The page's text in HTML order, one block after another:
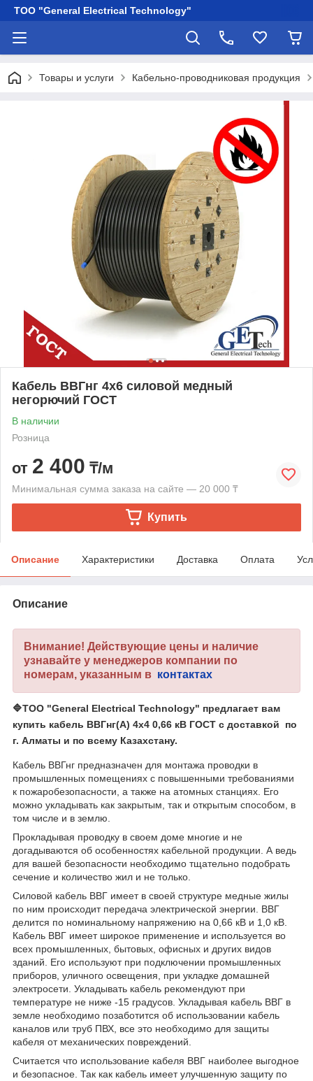
ТОО "General Electrical Technology"
Товары и услуги Кабельно-проводниковая продукция
Кабель ВВГнг 4х6 силовой медный
негорючий ГОСТ
В наличии
Розница
от 2 400 ₸/м
Минимальная сумма заказа на сайте — 20 000 ₸
Купить
Описание Характеристики Доставка Оплата
Описание
Внимание! Действующие цены и наличие
узнавайте у менеджеров компании по
номерам, указанным в контактах
🔷ТОО "General Electrical Technology" предлагает вам
купить кабель ВВГнг(А) 4х4 0,66 кВ ГОСТ с доставкой по
г. Алматы и по всему Казахстану.
Кабель ВВГнг предназначен для монтажа проводки в
промышленных помещениях с повышенными требованиями
к пожаробезопасности, а также на атомных станциях. Его
можно укладывать как закрытым, так и открытым способом, в
том числе и в землю.
Прокладывая проводку в своем доме многие и не
догадываются об особенностях кабельной продукции. А ведь
для вашей безопасности необходимо тщательно подобрать
сечение и количество жил и не только.
Силовой кабель ВВГ имеет в своей структуре медные жилы
по ним происходит передача электрической энергии. ВВГ
делится по номинальному напряжению на 0,66 кВ и 1,0 кВ.
Кабель ВВГ имеет широкое применение и используется во
всех промышленных, бытовых, офисных и других видов
зданий. Его используют при подключении промышленных
приборов, уличного освещения, при укладке домашней
электросети. Укладывать кабель рекомендуют при
температуре не ниже -15 градусов. Укладывая кабель ВВГ в
земле необходимо позаботится об использовании кабель
каналов или труб ПВХ, все это необходимо для защиты
кабеля от механических повреждений.
Считается что использование кабеля ВВГ наиболее выгодное
и безопасное. Так как кабель имеет улучшенную защиту по